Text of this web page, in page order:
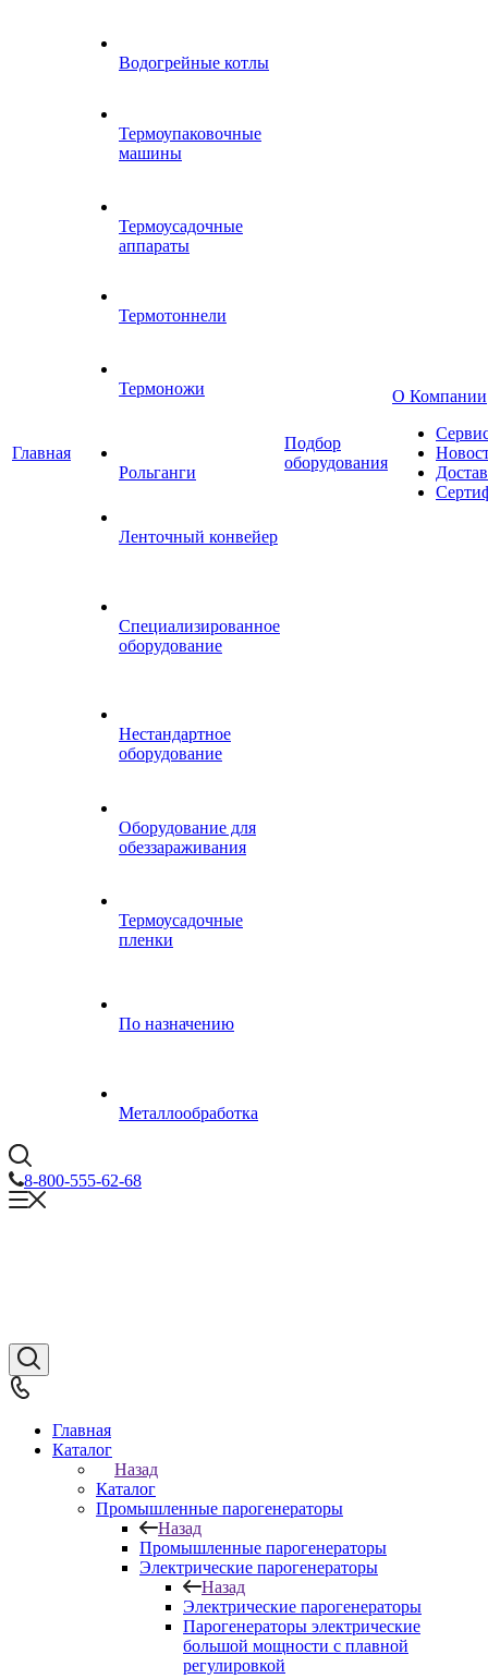
Главная
Водогрейные котлы
Термоупаковочные
машины
Термоусадочные
аппараты
Термотоннели
Термоножи
Рольганги
Ленточный конвейер
Специализированное
оборудование
Нестандартное
оборудование
Оборудование для
обеззараживания
Термоусадочные
пленки
По назначению
Металлообработка
Подбор
оборудования
О Компании
8-800-555-62-68
Главная
Каталог
Назад
Каталог
Промышленные парогенераторы
Назад
Промышленные парогенераторы
Электрические парогенераторы
Назад
Электрические парогенераторы
Парогенераторы электрические
большой мощности с плавной
регулировкой